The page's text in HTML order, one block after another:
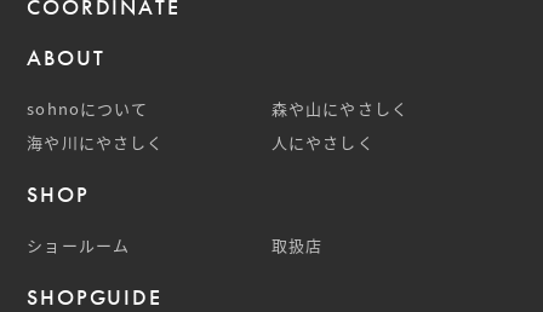
COORDINATE
ABOUT
sohnoについて
森や山にやさしく
海や川にやさしく
人にやさしく
SHOP
ショールーム 取扱店
SHOPGUIDE